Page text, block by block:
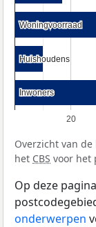
20
Woningvoorraad
Woningvoorraad
Huishoudens
Huishoudens
Inwoners
Inwoners
Overzicht van
het CBS voor het
Op deze
onderwerpen